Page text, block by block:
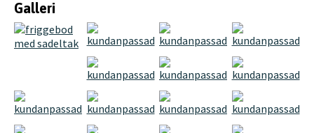
Galleri